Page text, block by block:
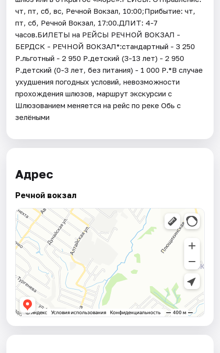
чт, пт, сб, вс, Речной Вокзал, 10:00;Прибытие: чт,
пт, сб, Речной Вокзал, 17:00.ДЛИТ: 4-7
часов.БИЛЕТЫ на РЕЙСЫ РЕЧНОЙ ВОКЗАЛ -
БЕРДСК - РЕЧНОЙ ВОКЗАЛ*:стандартный - 3 250
Р.льготный - 2 950 Р.детский (3-13 лет) - 2 950
Р.детский (0-3 лет, без питания) - 1 000 Р.*В случае
ухудшения погодных условий, невозможности
прохождения шлюзов, маршрут экскурсии с
Шлюзованием меняется на рейс по реке Обь с
зелёными
Адрес
Речной вокзал